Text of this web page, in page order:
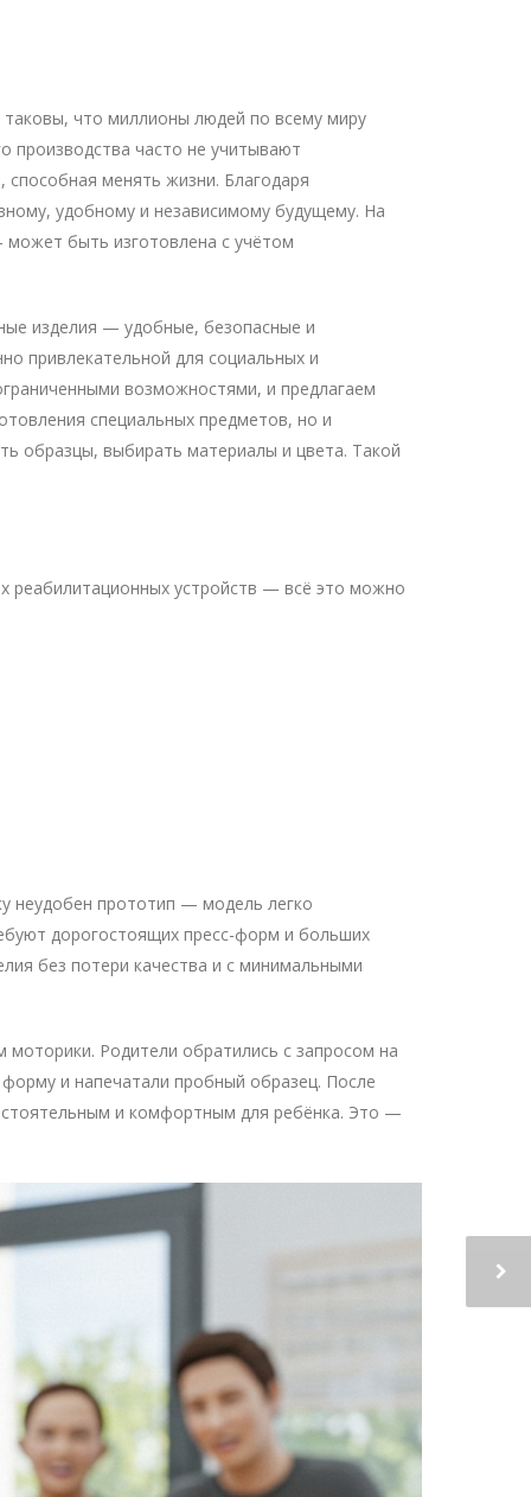
что миллионы людей по всему миру
производства часто не учитывают
менять жизни. Благодаря
удобному и независимому будущему. На
может быть изготовлена с учётом
изделия — удобные, безопасные и
привлекательной для социальных и
возможностями, и предлагаем
специальных предметов, но и
образцы, выбирать материалы и цвета. Такой
реабилитационных устройств — всё это можно
неудобен прототип — модель легко
дорогостоящих пресс-форм и больших
без потери качества и с минимальными
Родители обратились с запросом на
и напечатали пробный образец. После
и комфортным для ребёнка. Это —